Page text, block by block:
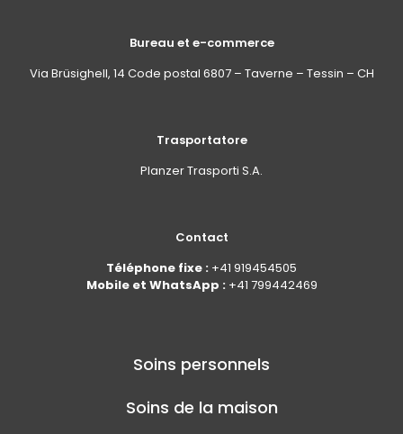
Bureau et e-commerce
Via Brüsighell, 14 Code postal 6807 – Taverne – Tessin – CH
Trasportatore
Planzer Trasporti S.A.
Contact
Téléphone fixe : +41 919454505
Mobile et WhatsApp : +41 799442469
Soins personnels
Soins de la maison